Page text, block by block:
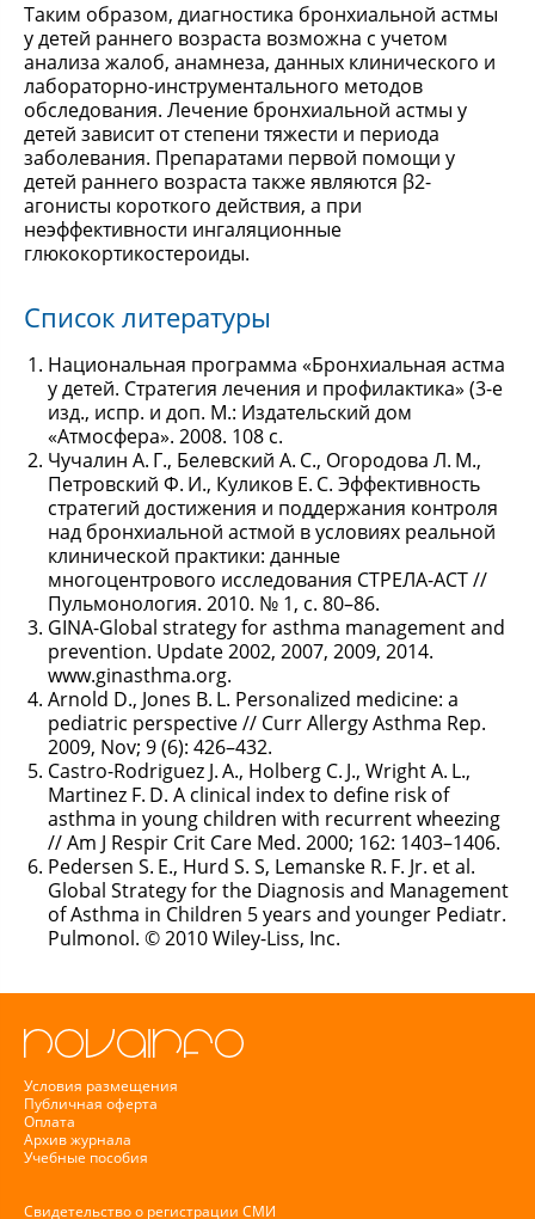
Таким образом, диагностика бронхиальной астмы
у детей раннего возраста возможна с учетом
анализа жалоб, анамнеза, данных клинического и
лабораторно-инструментального методов
обследования. Лечение бронхиальной астмы у
детей зависит от степени тяжести и периода
заболевания. Препаратами первой помощи у
детей раннего возраста также являются β2-
агонисты короткого действия, а при
неэффективности ингаляционные
глюкокортикостероиды.
Список литературы
Национальная программа «Бронхиальная астма
у детей. Стратегия лечения и профилактика» (3-е
изд., испр. и доп. М.: Издательский дом
«Атмосфера». 2008. 108 с.
Чучалин А. Г., Белевский А. С., Огородова Л. М.,
Петровский Ф. И., Куликов Е. С. Эффективность
стратегий достижения и поддержания контроля
над бронхиальной астмой в условиях реальной
клинической практики: данные
многоцентрового исследования СТРЕЛА-АСТ //
Пульмонология. 2010. № 1, с. 80–86.
GINA-Global strategy for asthma management and
prevention. Update 2002, 2007, 2009, 2014.
www.ginasthma.org.
Arnold D., Jones B. L. Personalized medicine: a
pediatric perspective // Curr Allergy Asthma Rep.
2009, Nov; 9 (6): 426–432.
Castro-Rodriguez J. A., Holberg C. J., Wright A. L.,
Martinez F. D. A clinical index to define risk of
asthma in young children with recurrent wheezing
// Am J Respir Crit Care Med. 2000; 162: 1403–1406.
Pedersen S. E., Hurd S. S, Lemanske R. F. Jr. et al.
Global Strategy for the Diagnosis and Management
of Asthma in Children 5 years and younger Pediatr.
Pulmonol. © 2010 Wiley-Liss, Inc.
Условия размещения
Публичная оферта
Оплата
Архив журнала
Учебные пособия
Свидетельство о регистрации СМИ